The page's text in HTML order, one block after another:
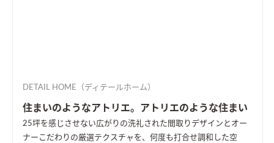
DETAIL HOME（ディテールホーム）
住まいのようなアトリエ。アトリエのような住まい
25坪を感じさせない広がりの洗礼された間取りデザインとオー
ナーこだわりの厳選テクスチャを、何度も打合せ調和した空